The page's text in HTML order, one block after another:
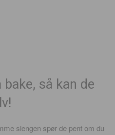
så kan de
slengen spør de pent om du